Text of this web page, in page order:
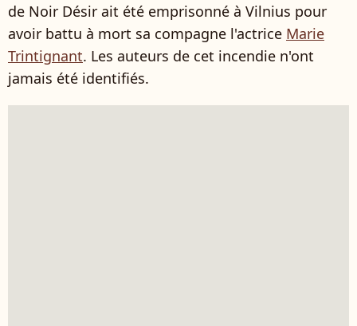
de Noir Désir ait été emprisonné à Vilnius pour
avoir battu à mort sa compagne l'actrice Marie
Trintignant. Les auteurs de cet incendie n'ont
jamais été identifiés.